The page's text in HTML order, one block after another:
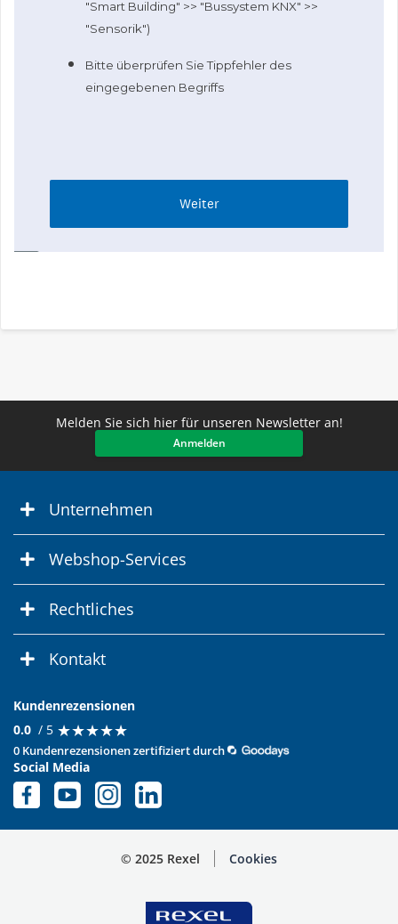
Melden Sie sich hier für unseren Newsletter an!
Anmelden
Unternehmen
Webshop-Services
Rechtliches
Kontakt
Kundenrezensionen
0.0 / 5 ★★★★★
★★★★★
0 Kundenrezensionen zertifiziert durch
Social Media
© 2025 Rexel Cookies